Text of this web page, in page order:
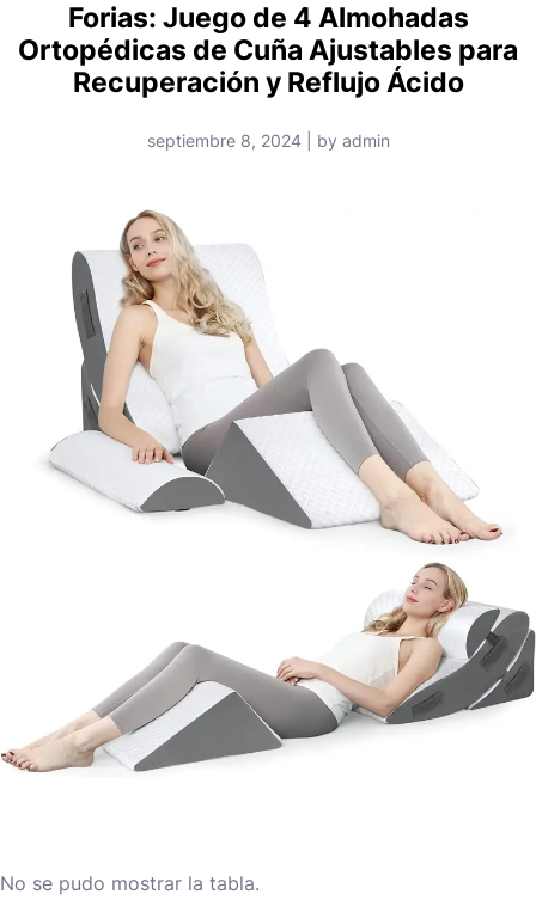
Forias: Juego de 4 Almohadas
Ortopédicas de Cuña Ajustables para
Recuperación y Reflujo Ácido
septiembre 8, 2024 | by admin
No se pudo mostrar la tabla.